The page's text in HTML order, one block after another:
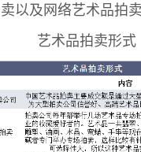
以及网络艺术品拍卖
艺术品拍卖形式